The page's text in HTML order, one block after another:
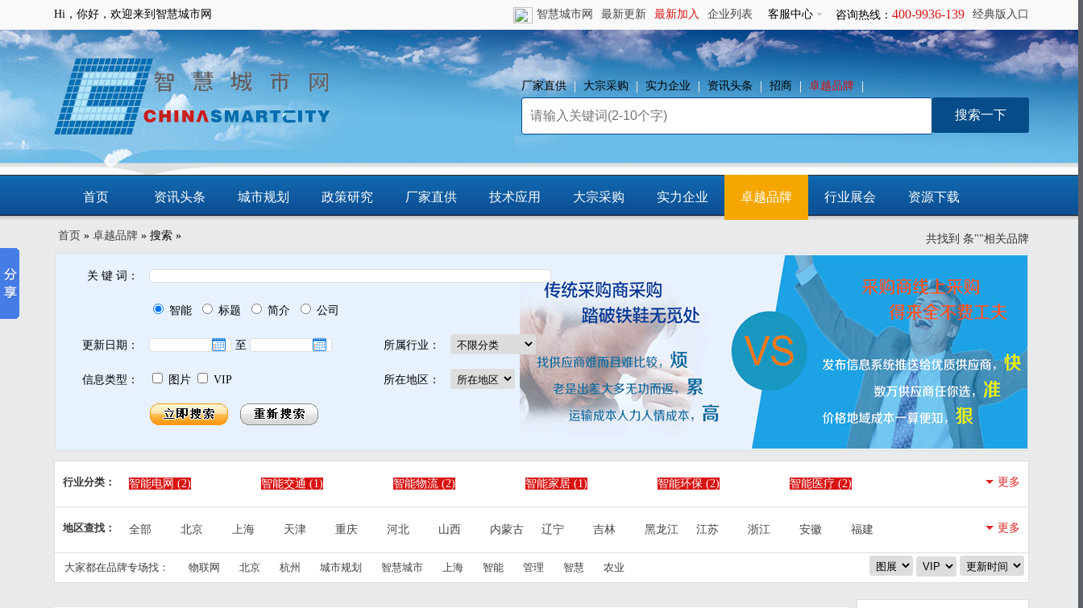
Hi，你好，欢迎来到智慧城市网 经典版入口
咨询热线： 400-9936-139
客服中心
企业列表
最新加入
最新更新
智慧城市网
厂家直供 大宗采购 实力企业 资讯头条 招商 卓越品牌
首页 资讯头条 城市规划 政策研究 厂家直供 技术应用 大宗采购 实力企业 卓越品牌 行业展会 资源下载
动态 智慧应用
业智库
免费发布信息
首页 » 卓越品牌 » 搜索 » 共找到 条""相关品牌
关 键 词：
智能 标题 简介 公司
更新日期： 至 所属行业：
信息类型： 图片 VIP 所在地区：
行业分类： 智能电网 (2) 智能交通 (1) 智能物流 (2) 智能家居 (1) 智能环保 (2) 智能医疗 (2)
精细农业(2) 公共安全(1) 智能工业(3) 云计算(2) 推荐厂商(2) 智慧政务(3)
智慧产业
(4) 智慧民生 城市基础设施 合作平台
更多
地区查找： 全部 北京 上海 天津 重庆 河北 山西 内蒙古 辽宁 吉林 黑龙江 江苏 浙江 安徽
福建
江西
山东 河南 湖北 湖南 广东 广西 海南 四川 贵州 云南 西藏 陕西 甘肃
青海
宁夏
新疆 台湾 香港 澳门
更多
大家都在品牌专场找： 物联网 北京 杭州 城市规划 智慧城市 上海 智能 管理 智慧 农业